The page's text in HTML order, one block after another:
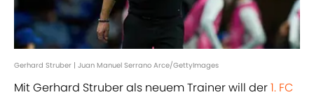
Gerhard Struber | Juan Manuel Serrano Arce/GettyImages
Mit Gerhard Struber als neuem Trainer will der1. FC